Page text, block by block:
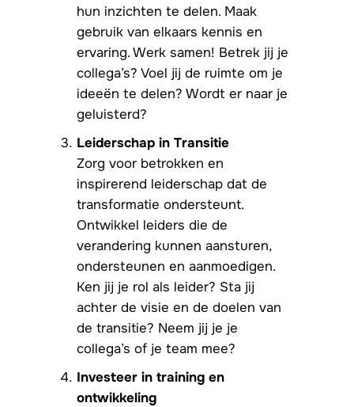
hun inzichten te delen. Maak
gebruik van elkaars kennis en
ervaring. Werk samen! Betrek jij je
collega’s? Voel jij de ruimte om je
ideeën te delen? Wordt er naar je
geluisterd?
Leiderschap in Transitie
Zorg voor betrokken en
inspirerend leiderschap dat de
transformatie ondersteunt.
Ontwikkel leiders die de
verandering kunnen aansturen,
ondersteunen en aanmoedigen.
Ken jij je rol als leider? Sta jij
achter de visie en de doelen van
de transitie? Neem jij je je
collega’s of je team mee?
Investeer in training en
ontwikkeling